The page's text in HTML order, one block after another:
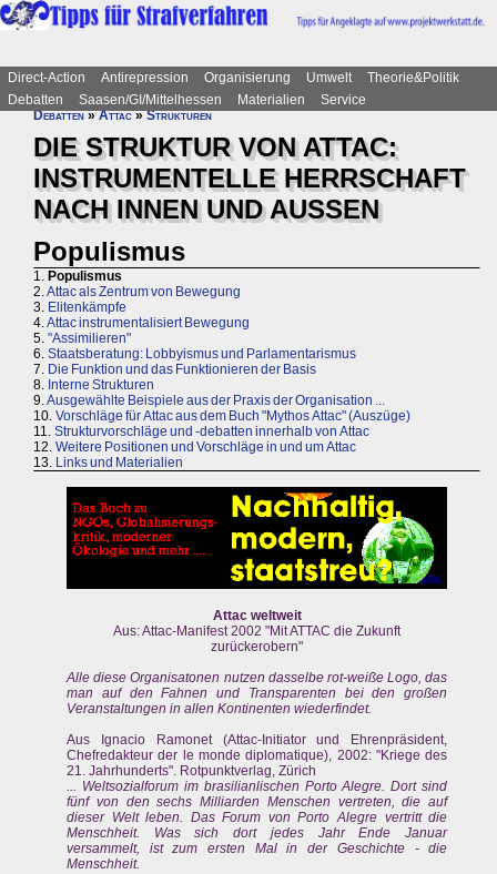
Direct-Action Antirepression Organisierung Umwelt
Theorie&Politik
Debatten
Saasen/GI/Mittelhessen Materialien
Service
Debatten»Attac»Strukturen
DIE STRUKTUR VON ATTAC:
INSTRUMENTELLE HERRSCHAFT
NACH INNEN UND AUSSEN
Populismus
1. Populismus
2.Attac als Zentrum von Bewegung
3. Elitenkämpfe
4.Attac instrumentalisiert Bewegung
5. "Assimilieren"
6. Staatsberatung: Lobbyismus und Parlamentarismus
7. Die Funktion und das Funktionieren der Basis
8. Interne Strukturen
9.Ausgewählte Beispiele aus der Praxis der Organisation ...
10. Vorschläge für Attac aus dem Buch "Mythos Attac" (Auszüge)
11. Strukturvorschläge und -debatten innerhalb von Attac
12. Weitere Positionen und Vorschläge in und um Attac
13. Links und Materialien
Attac weltweit
Aus: Attac-Manifest 2002 "Mit ATTAC die Zukunft
zurückerobern"
Alle diese Organisatonen nutzen dasselbe rot-weiße Logo, das
man auf den Fahnen und Transparenten bei den großen
Veranstaltungen in allen Kontinenten wiederfindet.
Aus Ignacio Ramonet (Attac-Initiator und Ehrenpräsident,
Chefredakteur der le monde diplomatique), 2002: "Kriege des
21. Jahrhunderts". Rotpunktverlag, Zürich
... Weltsozialforum im brasilianlischen Porto Alegre. Dort sind
fünf von den sechs Milliarden Menschen vertreten, die auf
dieser Welt leben. Das Forum von Porto Alegre vertritt die
Menschheit. Was sich dort jedes Jahr Ende Januar
versammelt, ist zum ersten Mal in der Geschichte - die
Menschheit.